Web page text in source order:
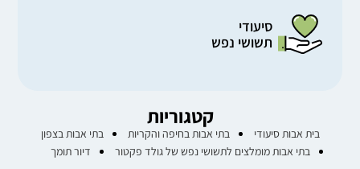
סיעודי
תשושי נפש
קטגוריות
בית אבות סיעודי בתי אבות בחיפה והקריות
בתי אבות בצפון
בתי אבות מומלצים לתשושי נפש של גולד פקטור
דיור תומך